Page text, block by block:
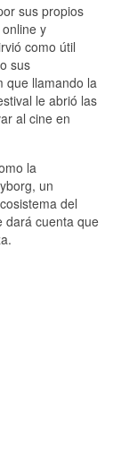
sus propios
y
como útil
sus
que llamando la
le abrió las
al cine en
la
un
del
dará cuenta que